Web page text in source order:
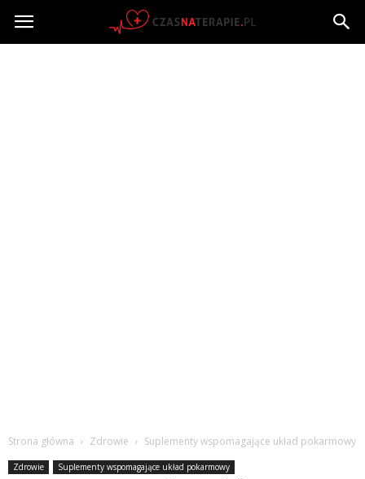
Czasnaterapie.pl
Strona główna Zdrowie Suplementy wspomagające układ pokarmowy
Zdrowie Suplementy wspomagające układ pokarmowy